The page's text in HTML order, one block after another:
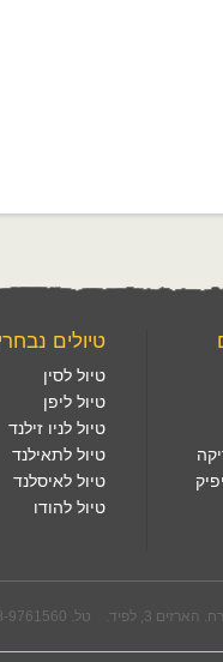
טיולים
טיול לסין
טיול ליפן
טיול לניו זילנד
טיול לתאילנד
טיול לאיסלנד
טיול להודו
רח. הארזים 3, לפיד. טל. 08-9761560 שעות 08:30 – 20:00